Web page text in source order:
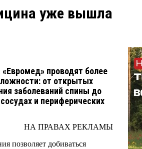
уже вышла
проводят более
от открытых
заболеваний спины до
и периферических
НА ПРАВАХ РЕКЛАМЫ
позволяет добиваться